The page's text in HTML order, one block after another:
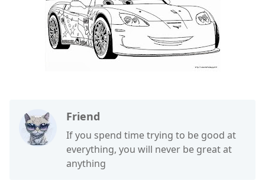
Friend
If you spend time trying to be good at
everything, you will never be great at
anything